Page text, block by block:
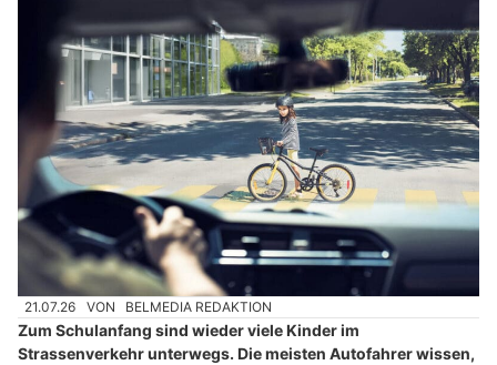
21.07.26 VON BELMEDIA REDAKTION
Zum Schulanfang sind wieder viele Kinder im
Strassenverkehr unterwegs. Die meisten Autofahrer wissen,